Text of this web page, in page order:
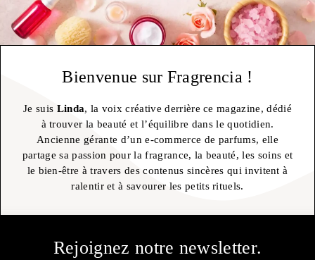
Bienvenue sur Fragrencia !
Je suis Linda, la voix créative derrière ce magazine, dédié
à trouver la beauté et l’équilibre dans le quotidien.
Ancienne gérante d’un e-commerce de parfums, elle
partage sa passion pour la fragrance, la beauté, les soins et
le bien-être à travers des contenus sincères qui invitent à
ralentir et à savourer les petits rituels.
Rejoignez notre newsletter.